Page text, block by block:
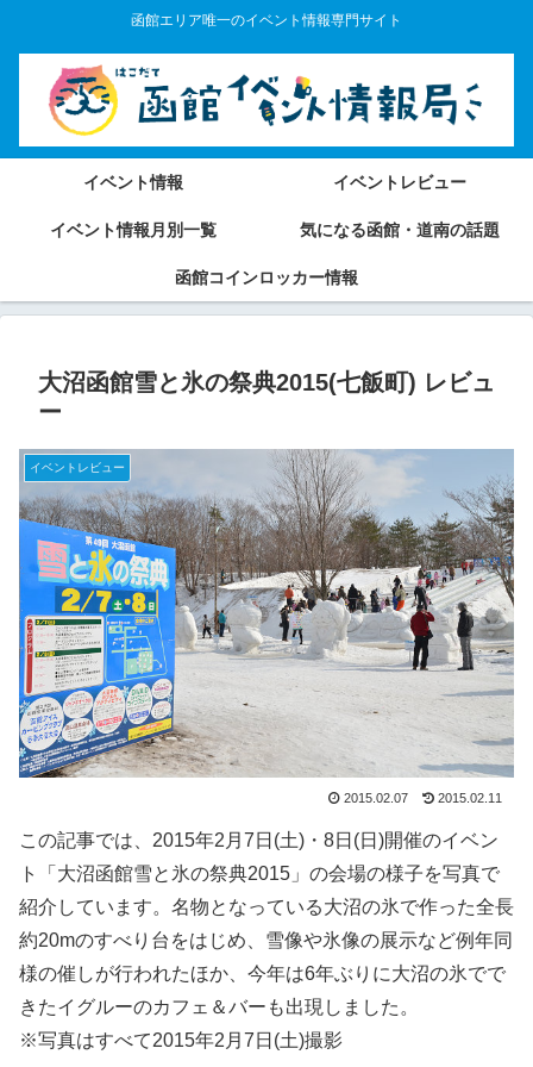
函館エリア唯一のイベント情報専門サイト
イベント情報 イベントレビュー
イベント情報月別一覧 気になる函館・道南の話題
函館コインロッカー情報
大沼函館雪と氷の祭典2015(七飯町) レビュ
ー
イベントレビュー
2015.02.07 2015.02.11
この記事では、2015年2月7日(土)・8日(日)開催のイベン
ト「大沼函館雪と氷の祭典2015」の会場の様子を写真で
紹介しています。名物となっている大沼の氷で作った全長
約20mのすべり台をはじめ、雪像や氷像の展示など例年同
様の催しが行われたほか、今年は6年ぶりに大沼の氷でで
きたイグルーのカフェ＆バーも出現しました。
※写真はすべて2015年2月7日(土)撮影